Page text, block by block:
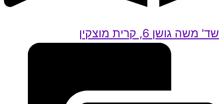
שד' משה גושן 6, קרית מוצקין